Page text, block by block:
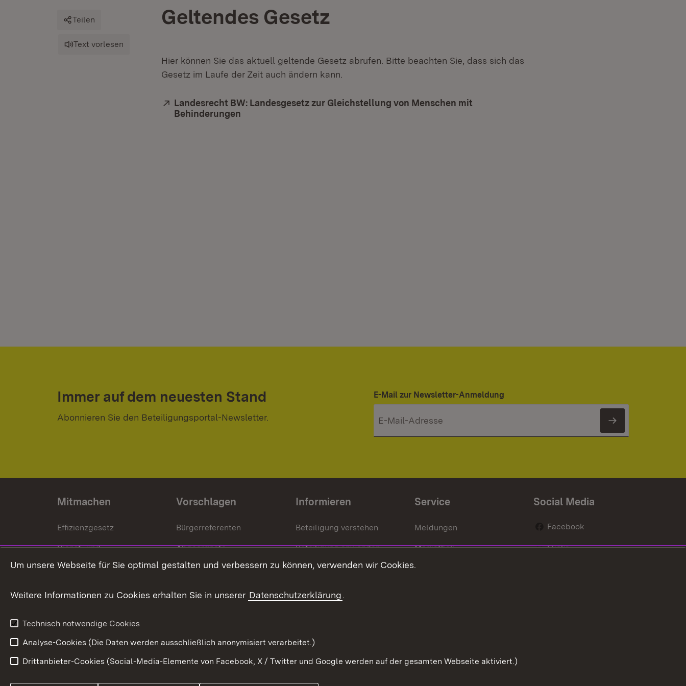
Geltendes Gesetz
Teilen
Text vorlesen
Hier können Sie das aktuell geltende Gesetz abrufen. Bitte beachten Sie, dass sich das
Gesetz im Laufe der Zeit auch ändern kann.
Extern:
Landesrecht BW: Landesgesetz zur Gleichstellung von Menschen mit
Behinderungen
Immer auf dem neuesten Stand
Abonnieren Sie den Beteiligungsportal-Newsletter.
E-Mail zur Newsletter-Anmeldung
Newsletter
Mitmachen
Effizienzgesetz
Dienst- und
Versorgungsbezüge
Weitere
Vorschlagen
Bürgerreferenten
Abgeordnete
Bürgerbeauftragte
Informieren
Beteiligung verstehen
Beteiligung anwenden
Beteiligung stärken
Service
Meldungen
Mediathek
Publikationen
Social Media
Facebook
Flickr
Um unsere Webseite für Sie optimal gestalten und verbessern zu können, verwenden wir Cookies.
Weitere Informationen zu Cookies erhalten Sie in unserer Datenschutzerklärung.
Technisch notwendige Cookies
Analyse-Cookies (Die Daten werden ausschließlich anonymisiert verarbeitet.)
Drittanbieter-Cookies (Social-Media-Elemente von Facebook, X / Twitter und Google werden auf der gesamten Webseite aktiviert.)